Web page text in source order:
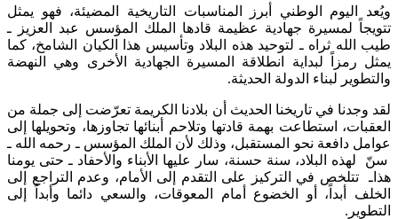
ويُعد اليوم الوطني أبرز المناسبات التاريخية المضيئة، فهو يمثل
تتويجاً لمسيرة جهادية عظيمة قادها الملك المؤسس عبد العزيز ـ
طيب الله ثراه ـ لتوحيد هذه البلاد وتأسيس هذا الكيان الشامخ، كما
يمثل رمزاً لبداية انطلاقة المسيرة الجهادية الأخرى وهي النهضة
والتطوير لبناء الدولة الحديثة.
لقد وجدنا في تاريخنا الحديث أن بلادنا الكريمة تعرّضت إلى جملة من
العقبات، استطاعت بهمة قادتها وتلاحم أبنائها تجاوزها، وتحويلها إلى
عوامل دافعة نحو المستقبل، وذلك لأن الملك المؤسس ـ رحمه الله ـ
سنّ لهذه البلاد، سنة حسنة، سار عليها الأبناء والأحفاد ـ حتى يومنا
هذاـ تتلخص في التركيز على التقدم إلى الأمام، وعدم التراجع إلى
الخلف أبداً، أو الخضوع أمام المعوقات، والسعي دائما وأبداً إلى
التطوير.